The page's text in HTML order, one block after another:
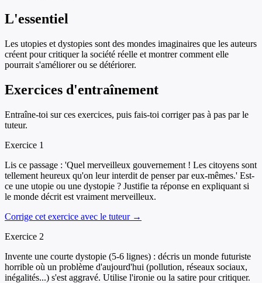
L'essentiel
Les utopies et dystopies sont des mondes imaginaires que les auteurs
créent pour critiquer la société réelle et montrer comment elle
pourrait s'améliorer ou se détériorer.
Exercices d'entraînement
Entraîne-toi sur ces exercices, puis fais-toi corriger pas à pas par le
tuteur.
Exercice 1
Lis ce passage : 'Quel merveilleux gouvernement ! Les citoyens sont
tellement heureux qu'on leur interdit de penser par eux-mêmes.' Est-
ce une utopie ou une dystopie ? Justifie ta réponse en expliquant si
le monde décrit est vraiment merveilleux.
Corrige cet exercice avec le tuteur →
Exercice 2
Invente une courte dystopie (5-6 lignes) : décris un monde futuriste
horrible où un problème d'aujourd'hui (pollution, réseaux sociaux,
inégalités...) s'est aggravé. Utilise l'ironie ou la satire pour critiquer.